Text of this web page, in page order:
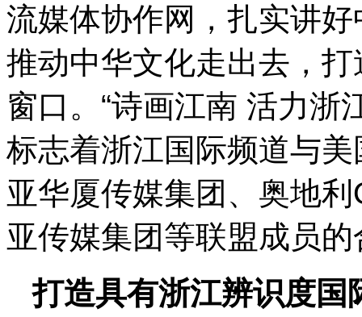
流媒体协作网，扎实讲
推动中华文化走出去，
窗口。“诗画江南 活力浙
标志着浙江国际频道与
亚华厦传媒集团、奥地
亚传媒集团等联盟成员
打造具有浙江辨识度国